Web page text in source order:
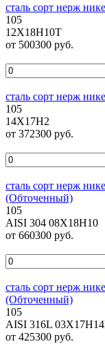
сталь сорт нерж
105
12Х18Н10Т
от 500300 руб.
сталь сорт нерж
105
14Х17Н2
от 372300 руб.
сталь сорт нерж
(Обточенный)
105
AISI 304 08Х18Н10
от 660300 руб.
сталь сорт нерж
(Обточенный)
105
AISI 316L
от 425300 руб.